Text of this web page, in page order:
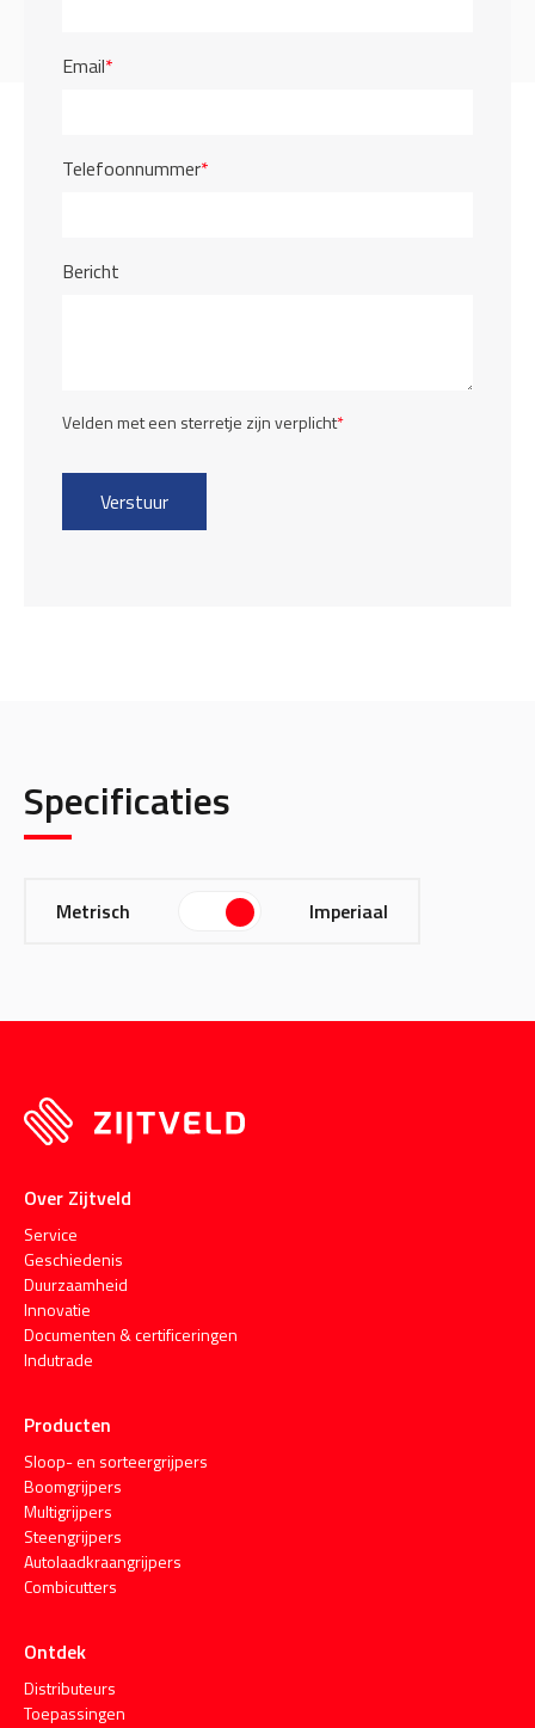
Email*
Telefoonnummer*
Bericht
Velden met een sterretje zijn verplicht*
Specificaties
Metrisch Imperiaal
Over Zijtveld
Service
Geschiedenis
Duurzaamheid
Innovatie
Documenten & certificeringen
Indutrade
Producten
Sloop- en sorteergrijpers
Boomgrijpers
Multigrijpers
Steengrijpers
Autolaadkraangrijpers
Combicutters
Ontdek
Distributeurs
Toepassingen